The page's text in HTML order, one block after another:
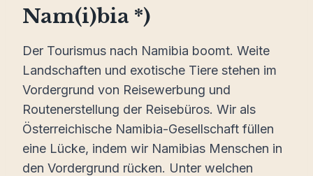
Nam(i)bia *)
Der Tourismus nach Namibia boomt. Weite
Landschaften und exotische Tiere stehen im
Vordergrund von Reisewerbung und
Routenerstellung der Reisebüros. Wir als
Österreichische Namibia-Gesellschaft füllen
eine Lücke, indem wir Namibias Menschen in
den Vordergrund rücken. Unter welchen